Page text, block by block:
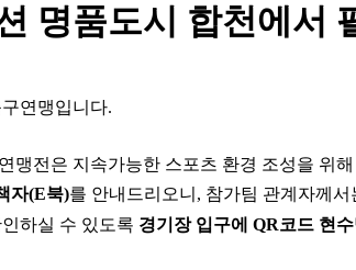
명품도시 합천에서
연맹입니다.
맹전은 지속가능한 스포츠 환경 조성을 위해
자(E북)를 안내드리오니, 참가팀 관계자께
하실 수 있도록 경기장 입구에 QR코드 현수